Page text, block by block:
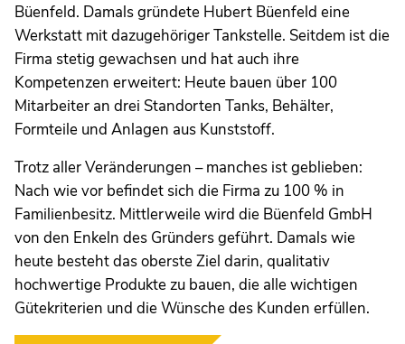
Büenfeld. Damals gründete Hubert Büenfeld eine
Werkstatt mit dazugehöriger Tankstelle. Seitdem ist die
Firma stetig gewachsen und hat auch ihre
Kompetenzen erweitert: Heute bauen über 100
Mitarbeiter an drei Standorten Tanks, Behälter,
Formteile und Anlagen aus Kunststoff.
Trotz aller Veränderungen – manches ist geblieben:
Nach wie vor befindet sich die Firma zu 100 % in
Familienbesitz. Mittlerweile wird die Büenfeld GmbH
von den Enkeln des Gründers geführt. Damals wie
heute besteht das oberste Ziel darin, qualitativ
hochwertige Produkte zu bauen, die alle wichtigen
Gütekriterien und die Wünsche des Kunden erfüllen.